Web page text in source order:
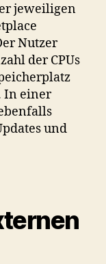
jeweiligen
Nutzer
der CPUs
In einer
und